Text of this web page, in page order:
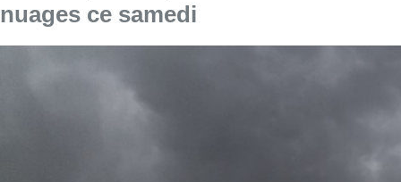
nuages ce samedi